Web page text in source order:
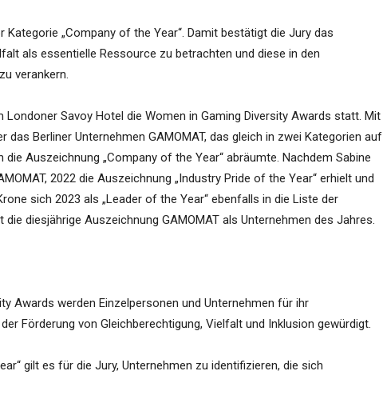
„Company of the Year“. Damit bestätigt die Jury das
als essentielle Ressource zu betrachten und diese in den
verankern.
Londoner Savoy Hotel die Women in Gaming Diversity Awards statt. Mit
das Berliner Unternehmen GAMOMAT, das gleich in zwei Kategorien auf
Auszeichnung „Company of the Year“ abräumte. Nachdem Sabine
2022 die Auszeichnung „Industry Pride of the Year“ erhielt und
sich 2023 als „Leader of the Year“ ebenfalls in die Liste der
diesjährige Auszeichnung GAMOMAT als Unternehmen des Jahres.
Awards werden Einzelpersonen und Unternehmen für ihr
Förderung von Gleichberechtigung, Vielfalt und Inklusion gewürdigt.
gilt es für die Jury, Unternehmen zu identifizieren, die sich